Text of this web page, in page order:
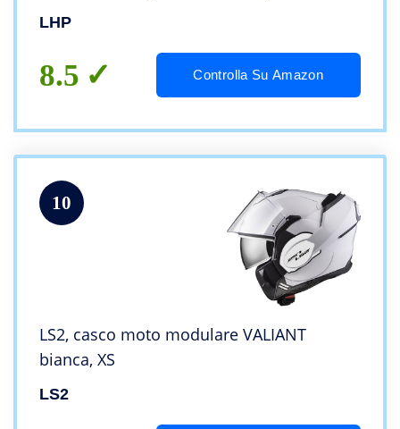
Anti-Fog Doppio Specchio Risposta
LHP
8.5 Controlla Su Amazon
10
LS2, casco moto modulare VALIANT
bianca, XS
LS2